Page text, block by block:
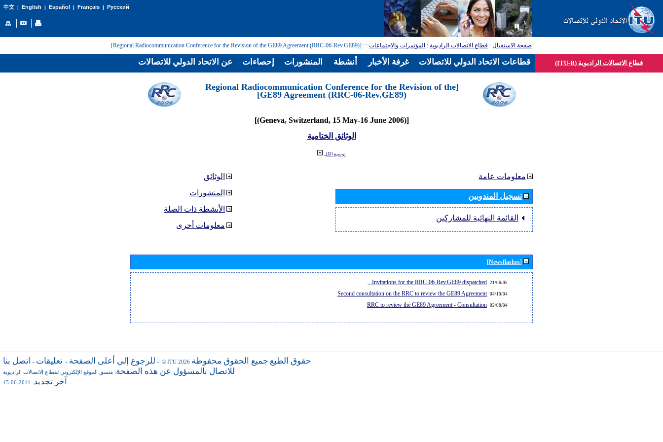
中文| English | Español | Français| Русский
صفحة الاستقبال: قطاع الاتصالات الراديوية: المؤتمرات والاجتماعات:
: [Regional Radiocommunication Conference for the Revision of the GE89 Agreement (RRC-06-Rev.GE89)]
قطاع الاتصالات الراديوية (ITU-R)
[Regional Radiocommunication Conference for the Revision of the
GE89 Agreement (RRC-06-Rev.GE89)]
[(Geneva, Switzerland, 15 May-16 June 2006)]
الوثائق الختامية
توسيع الكل
الوثائق
المنشورات
الأنشطة ذات الصلة
معلومات أخرى
معلومات عامة
تسجيل المندوبين
القائمة النهائية للمشاركين
[Newsflashes]
21/06/05
Invitations for the RRC-06-Rev.GE89 dispatched...
04/10/04
Second consultation on the RRC to review the GE89 Agreement
02/08/04
RRC to review the GE89 Agreement - Consultation
للرجوع إلى أعلى الصفحة - تعليقات - اتصل بنا - © ITU 2026 حقوق الطبع جميع الحقوق محفوظة
للاتصال بالمسؤول عن هذه الصفحة: منسق الموقع الإلكتروني لقطاع الاتصالات الراديوية
آخر تجديد: 2011-06-15
عن الاتحاد الدولي للاتصالات إحصاءات المنشورات أنشطة غرفة الأخبار قطاعات الاتحاد الدولي للاتصالات